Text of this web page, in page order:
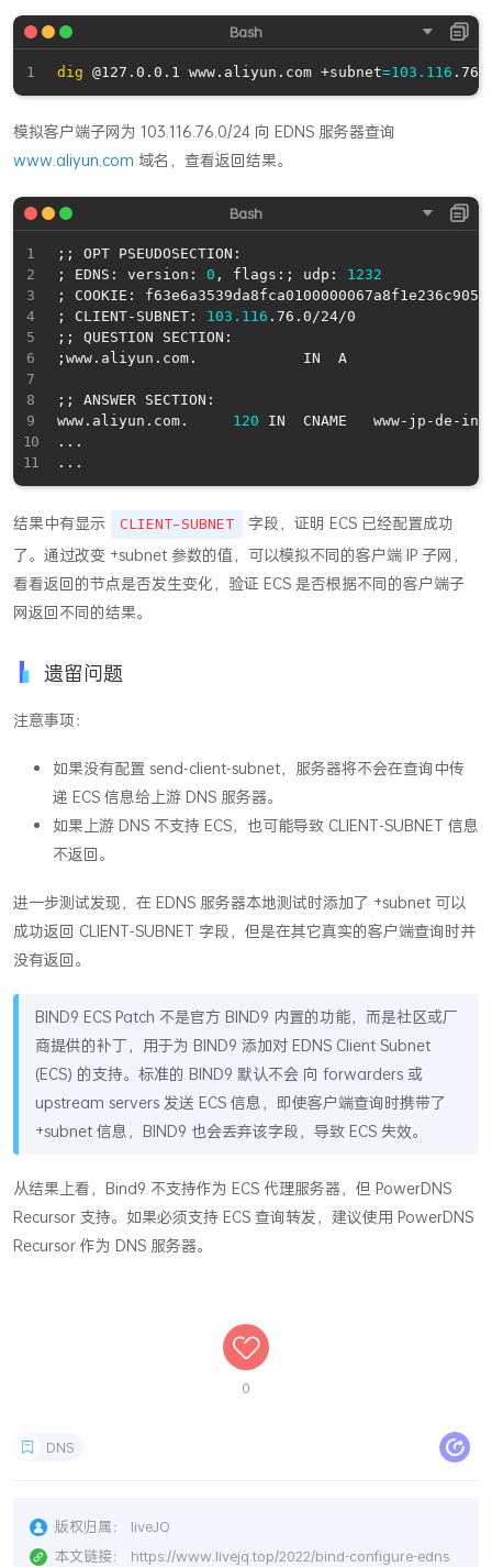
dig @127.0.0.1 www.aliyun.com +subnet=103.116
模拟客户端子网为 103.116.76.0/24 向 EDNS 服务器查询
www.aliyun.com 域名，查看返回结果。
; ;
;
EDNS: version: 0 , flags: ; udp: 1232
;
COOKIE:
;
CLIENT-SUBNET: 103.116
; ;
; www.aliyun.com.			IN	A
; ;
ANSWER SECTION:
120
..
..
结果中有显示 CLIENT-SUBNET
字段，证明 ECS 已经配置成功
了。通过改变 +subnet 参数的值，可以模拟不同的客户端 IP 子网，
看看返回的节点是否发生变化，验证 ECS 是否根据不同的客户端子
网返回不同的结果。
遗留问题
注意事项：
如果没有配置 send-client-subnet，服务器将不会在查询中传
递 ECS 信息给上游 DNS 服务器。
如果上游 DNS 不支持 ECS，也可能导致 CLIENT-SUBNET 信息
不返回。
进一步测试发现，在 EDNS 服务器本地测试时添加了 +subnet 可以
成功返回 CLIENT-SUBNET 字段，但是在其它真实的客户端查询时并
没有返回。
BIND9 ECS Patch 不是官方 BIND9 内置的功能，而是社区或厂
商提供的补丁，用于为 BIND9 添加对 EDNS Client Subnet
(ECS) 的支持。标准的 BIND9 默认不会 向 forwarders 或
upstream servers 发送 ECS 信息，即使客户端查询时携带了
+subnet 信息，BIND9 也会丢弃该字段，导致 ECS 失效。
从结果上看，Bind9 不支持作为 ECS 代理服务器，但 PowerDNS
Recursor 支持。如果必须支持 ECS 查询转发，建议使用 PowerDNS
Recursor 作为 DNS 服务器。
0
DNS
版权归属：
liveJQ
本文链接：
https://www.livejq.top/2022/bind-configure-edns